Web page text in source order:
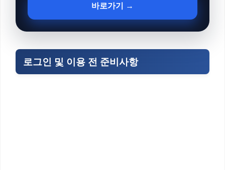
바로가기 →
로그인 및 이용 전 준비사항